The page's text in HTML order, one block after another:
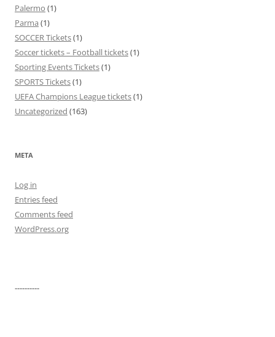
Palermo (1)
Parma (1)
SOCCER Tickets(1)
Soccer tickets – Football tickets(1)
Sporting Events Tickets(1)
SPORTS Tickets(1)
UEFA Champions League tickets(1)
Uncategorized (163)
META
Log in
Entries feed
Comments feed
WordPress.org
----------